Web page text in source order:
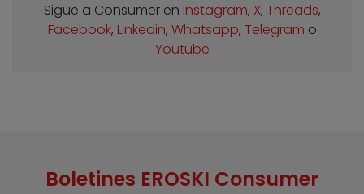
Sigue a Consumer en Instagram, X, Threads,
Facebook, Linkedin, Whatsapp, Telegram o
Youtube
Boletines EROSKI Consumer